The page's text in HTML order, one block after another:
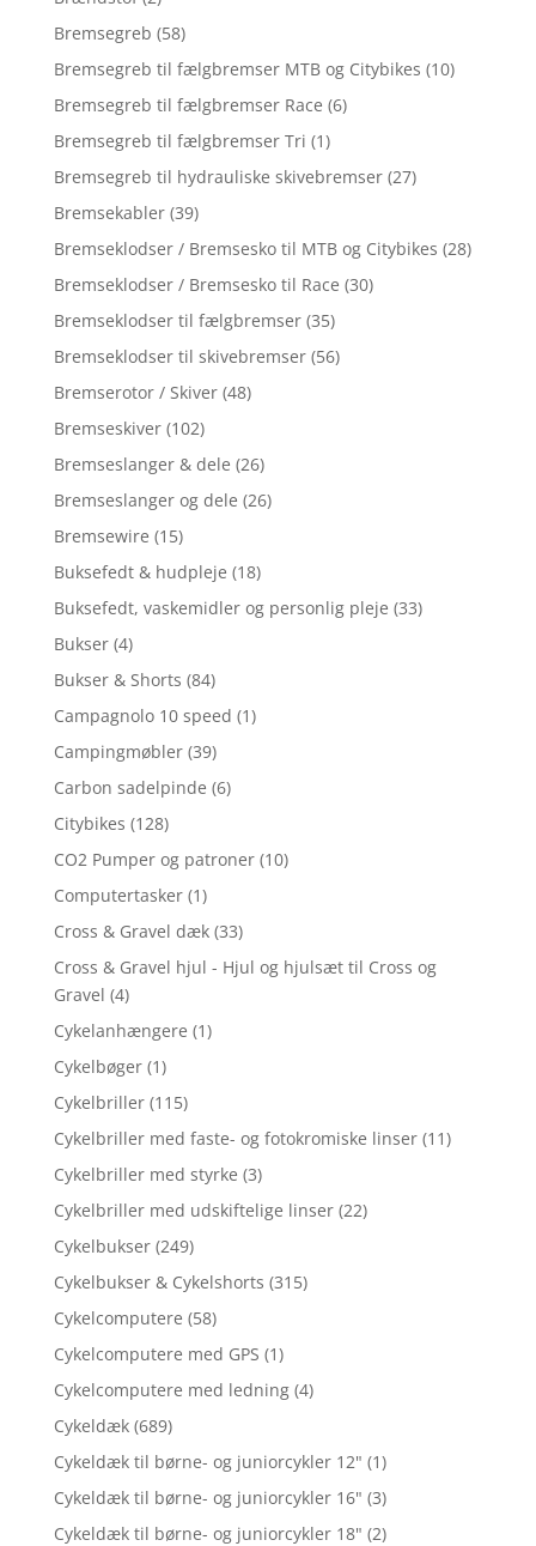
Bremsegreb (58)
Bremsegreb til fælgbremser MTB og Citybikes (10)
Bremsegreb til fælgbremser Race (6)
Bremsegreb til fælgbremser Tri (1)
Bremsegreb til hydrauliske skivebremser (27)
Bremsekabler (39)
Bremseklodser / Bremsesko til MTB og Citybikes (28)
Bremseklodser / Bremsesko til Race (30)
Bremseklodser til fælgbremser (35)
Bremseklodser til skivebremser (56)
Bremserotor / Skiver (48)
Bremseskiver (102)
Bremseslanger & dele (26)
Bremseslanger og dele (26)
Bremsewire (15)
Buksefedt & hudpleje (18)
Buksefedt, vaskemidler og personlig pleje (33)
Bukser (4)
Bukser & Shorts (84)
Campagnolo 10 speed (1)
Campingmøbler (39)
Carbon sadelpinde (6)
Citybikes (128)
CO2 Pumper og patroner (10)
Computertasker (1)
Cross & Gravel dæk (33)
Cross & Gravel hjul - Hjul og hjulsæt til Cross og
Gravel (4)
Cykelanhængere (1)
Cykelbøger (1)
Cykelbriller (115)
Cykelbriller med faste- og fotokromiske linser (11)
Cykelbriller med styrke (3)
Cykelbriller med udskiftelige linser (22)
Cykelbukser (249)
Cykelbukser & Cykelshorts (315)
Cykelcomputere (58)
Cykelcomputere med GPS (1)
Cykelcomputere med ledning (4)
Cykeldæk (689)
Cykeldæk til børne- og juniorcykler 12" (1)
Cykeldæk til børne- og juniorcykler 16" (3)
Cykeldæk til børne- og juniorcykler 18" (2)